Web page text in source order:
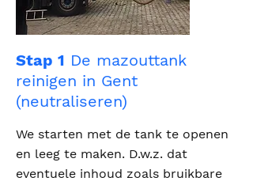
Stap 1 De mazouttank
reinigen in Gent
(neutraliseren)
We starten met de tank te openen
en leeg te maken. D.w.z. dat
eventuele inhoud zoals bruikbare